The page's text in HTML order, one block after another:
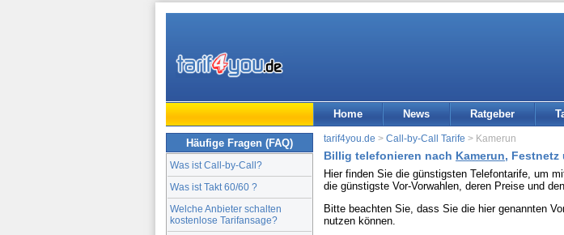
Home News Ratgeber
Häufige Fragen (FAQ)
Was ist Call-by-Call?
Was ist Takt 60/60 ?
Welche Anbieter schalten
kostenlose Tarifansage?
tarif4you.de > Call-by-Call Tarife > Kamerun
Billig telefonieren nach Kamerun, Festnetz
Hier finden Sie die günstigsten Telefontarife, um
die günstigste Vor-Vorwahlen, deren Preise und den
Bitte beachten Sie, dass Sie die hier genannten
nutzen können.